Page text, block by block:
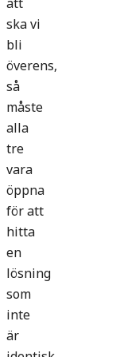
ska vi
bli
överens,
så
måste
alla
tre
vara
öppna
för att
hitta
en
lösning
som
inte
är